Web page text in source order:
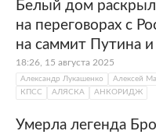
Белый дом раскрыл
на переговорах с
на саммит Путина и
18:26, 15 августа 2025
Александр Лукашенко Алексей
КПСС
АЛЯСКА АНКОРИДЖ
Умерла легенда